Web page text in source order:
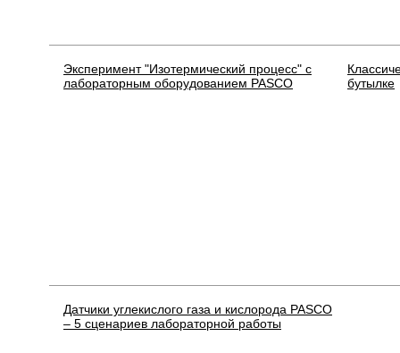
Эксперимент "Изотермический процесс" с
лабораторным оборудованием PASCO
бутылке
Датчики углекислого газа и кислорода PASCO
– 5 сценариев лабораторной работы